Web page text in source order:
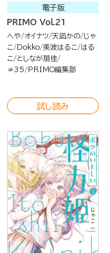
電子版
PRIMO Vol.21
へや オイナツ 天凪かの じゃ
こ
Dokko 美波はるこ
はる
こ
としなが朋佳
≠35
PRIMO編集部
試し読み